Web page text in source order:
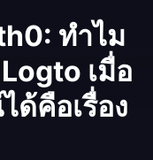
ทำไม
เมื่อ
คือเรื่อง